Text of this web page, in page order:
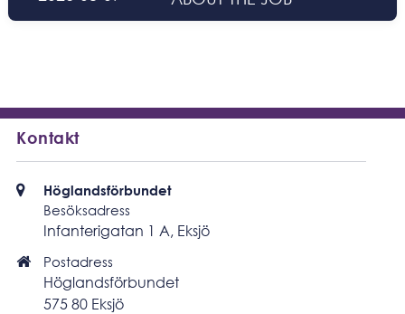
Kontakt
Besöksadress
Höglandsförbundet
Besöksadress
Infanterigatan 1 A, Eksjö
Postadress
Postadress
Höglandsförbundet
575 80 Eksjö